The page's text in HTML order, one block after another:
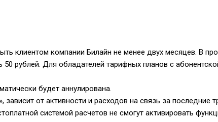
компании Билайн не менее двух месяцев. В
рублей. Для обладателей тарифных планов с
будет аннулирована.
от активности и расходов на связь за последние
системой расчетов не смогут активировать